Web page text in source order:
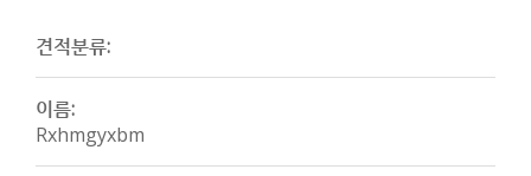
견적분류:
이름:
Rxhmgyxbm